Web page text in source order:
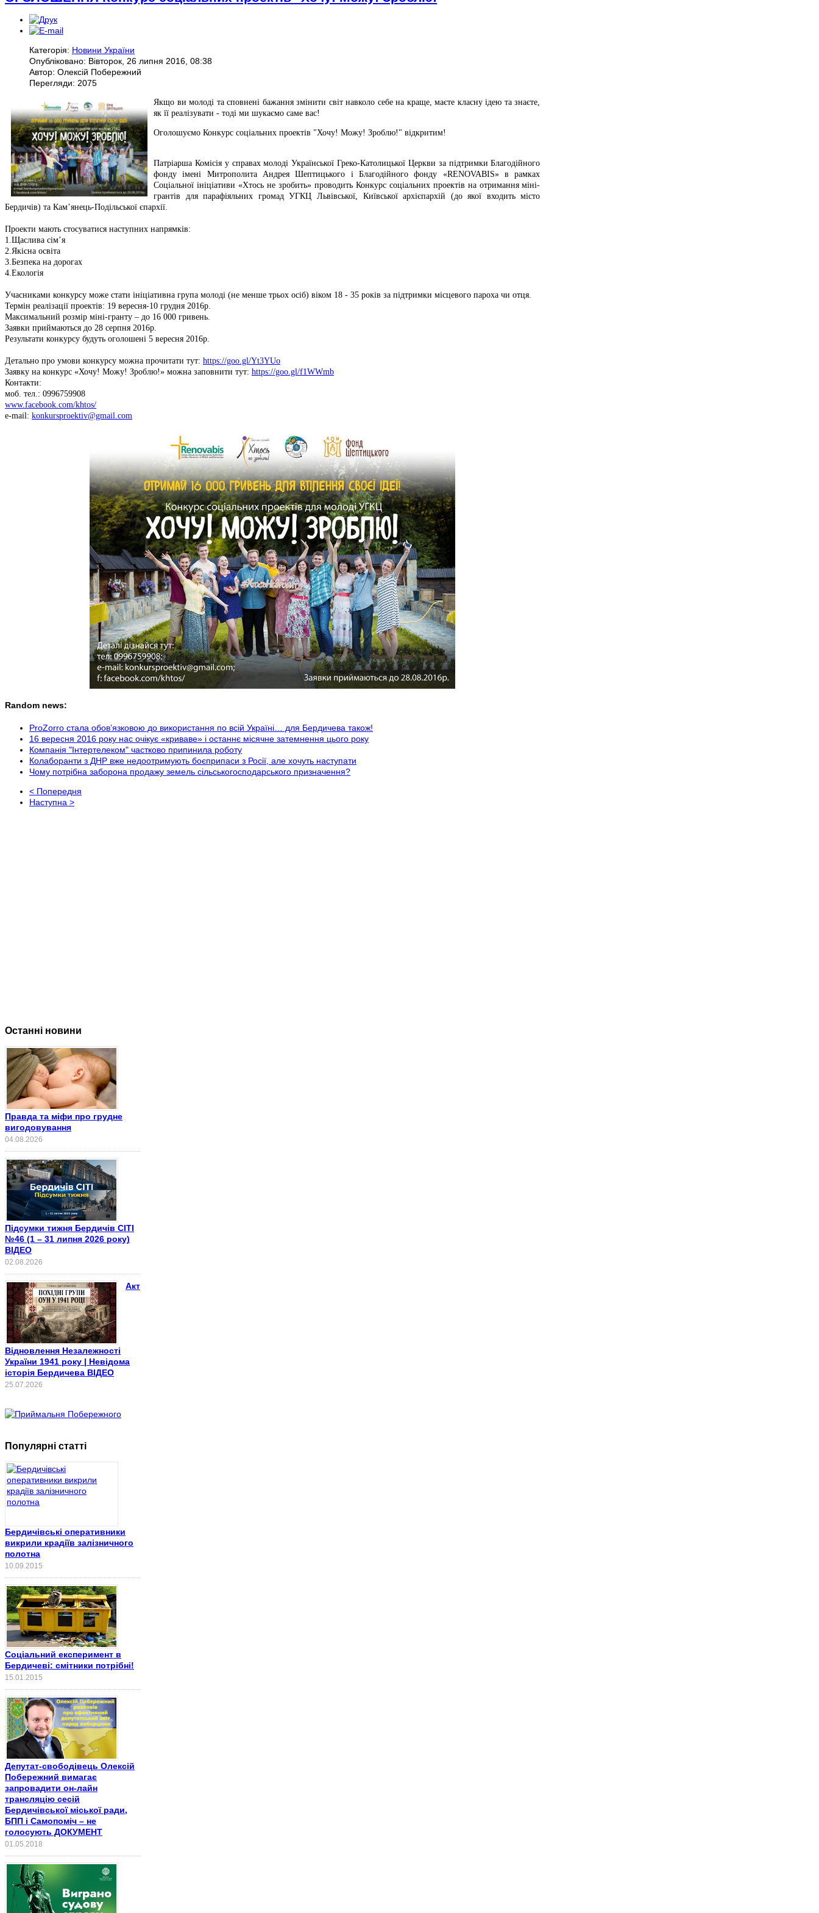
Категорія: Новини України
Опубліковано: Вівторок, 26 липня 2016, 08:38
Автор: Олексій Побережний
Перегляди: 2075
Якщо ви молоді та сповнені бажання змінити світ навколо себе на краще, маєте класну ідею та знаєте,
як її реалізувати - тоді ми шукаємо саме вас!
Оголошуємо Конкурс соціальних проектів "Хочу! Можу! Зроблю!" відкритим!
Патріарша Комісія у справах молоді Української Греко-Католицької Церкви за підтримки Благодійного
фонду імені Митрополита Андрея Шептицького і Благодійного фонду «RENOVABIS» в рамках
Соціальної ініціативи «Хтось не зробить» проводить Конкурс соціальних проектів на отримання міні-
грантів для парафіяльних громад УГКЦ Львівської, Київської архієпархій (до якої входить місто
Бердичів) та Кам’янець-Подільської єпархії.
Проекти мають стосуватися наступних напрямків:
1.Щаслива сім’я
2.Якісна освіта
3.Безпека на дорогах
4.Екологія
Учасниками конкурсу може стати ініціативна група молоді (не менше трьох осіб) віком 18 - 35 років за підтримки місцевого пароха чи отця.
Термін реалізації проектів: 19 вересня-10 грудня 2016р.
Максимальний розмір міні-гранту – до 16 000 гривень.
Заявки приймаються до 28 серпня 2016р.
Результати конкурсу будуть оголошені 5 вересня 2016р.
Детально про умови конкурсу можна прочитати тут: https://goo.gl/Yt3YUo
Заявку на конкурс «Хочу! Можу! Зроблю!» можна заповнити тут: https://goo.gl/f1WWmb
Контакти:
моб. тел.: 0996759908
www.facebook.com/khtos/
e-mail: konkursproektiv@gmail.com
Random news:
ProZorro стала обов’язковою до використання по всій Україні… для Бердичева також!
16 вересня 2016 року нас очікує «криваве» і останнє місячне затемнення цього року
Компанія "Інтертелеком" частково припинила роботу
Колаборанти з ДНР вже недоотримують боєприпаси з Росії, але хочуть наступати
Чому потрібна заборона продажу земель сільськогосподарського призначення?
< Попередня
Наступна >
Останні новини
Правда та міфи про грудне
вигодовування
04.08.2026
Підсумки тижня Бердичів СІТІ
№46 (1 – 31 липня 2026 року)
ВІДЕО
02.08.2026
Акт
Відновлення Незалежності
України 1941 року | Невідома
історія Бердичева ВІДЕО
25.07.2026
Популярні статті
Бердичівські оперативники
викрили крадіїв залізничного
полотна
10.09.2015
Соціальний експеримент в
Бердичеві: смітники потрібні!
15.01.2015
Депутат-свободівець Олексій
Побережний вимагає
запровадити он-лайн
трансляцію сесій
Бердичівської міської ради,
БПП і Самопоміч – не
голосують ДОКУМЕНТ
01.05.2018